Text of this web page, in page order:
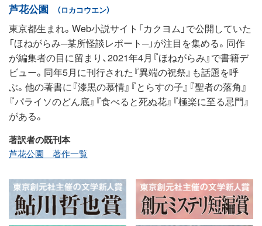
芦花公園 （ロカコウエン）
東京都生まれ。Web小説サイト「カクヨム」で公開していた
「ほねがらみ─某所怪談レポート─」が注目を集める。同作
が編集者の目に留まり、2021年4月『ほねがらみ』で書籍デ
ビュー。同年5月に刊行された『異端の祝祭』も話題を呼
ぶ。他の著書に『漆黒の慕情』『とらすの子』『聖者の落角』
『パライソのどん底』『食べると死ぬ花』『極楽に至る忌門』
がある。
著訳者の既刊本
芦花公園 著作一覧